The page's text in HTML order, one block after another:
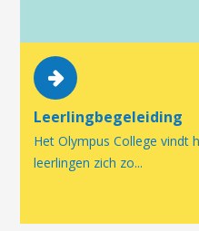
Leerlingbegeleiding
Het Olympus College vindt
leerlingen zich zo...